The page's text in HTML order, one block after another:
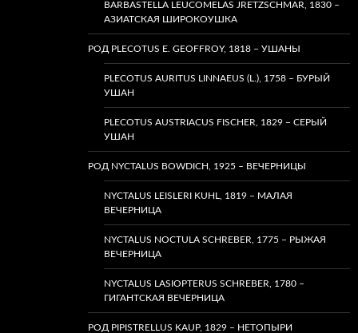
BARBASTELLA LEUCOMELAS JRETZSCHMAR, 1830 –
АЗИАТСКАЯ ШИРОКОУШКА
РОД PLECOTUS E. GEOFFROY, 1818 – УШАНЫ
PLECOTUS AURITUS LINNAEUS (L.), 1758 – БУРЫЙ
УШАН
PLECOTUS AUSTRIACUS FISCHER, 1829 – СЕРЫЙ
УШАН
РОД NYCTALUS BOWDICH, 1925 – ВЕЧЕРНИЦЫ
NYCTALUS LEISLERI KUHL, 1819 – МАЛАЯ
ВЕЧЕРНИЦА
NYCTALUS NOCTULA SCHREBER, 1775 – РЫЖАЯ
ВЕЧЕРНИЦА
NYCTALUS LASIOPTERUS SCHREBER, 1780 –
ГИГАНТСКАЯ ВЕЧЕРНИЦА
РОД PIPISTRELLUS KAUP, 1829 – НЕТОПЫРИ